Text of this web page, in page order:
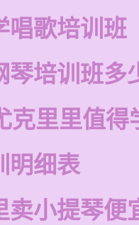
唱歌培训班
琴培训班多
克里里值得
明细表
卖小提琴便